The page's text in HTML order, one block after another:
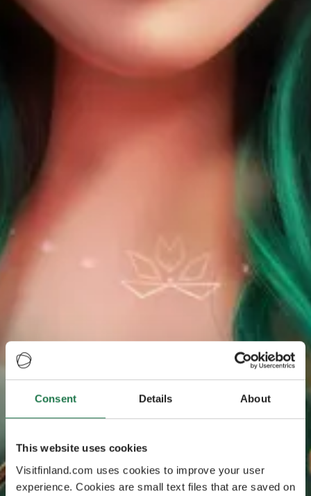
Consent Details About
This website uses cookies
Visitfinland.com uses cookies to improve your user
experience. Cookies are small text files that are saved on